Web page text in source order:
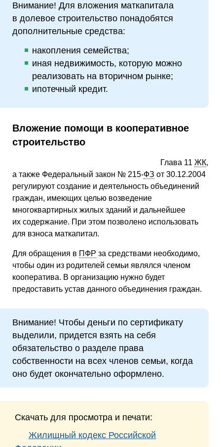
Внимание! Для вложения маткапитала
в долевое строительство понадобятся
дополнительные средства:
накопления семейства;
иная недвижимость, которую можно
реализовать на вторичном рынке;
ипотечный кредит.
Вложение помощи в кооперативное
строительство
Глава 11 ЖК,
а также Федеральный закон № 215-ФЗ от 30.12.2004
регулируют создание и деятельность объединений
граждан, имеющих целью возведение
многоквартирных жилых зданий и дальнейшее
их содержание. При этом позволено использовать
для взноса маткапитал.
Для обращения в ПФР за средствами необходимо,
чтобы один из родителей семьи являлся членом
кооператива. В организацию нужно будет
предоставить устав данного объединения граждан.
Внимание! Чтобы деньги по сертификату
выделили, придется взять на себя
обязательство о разделе права
собственности на всех членов семьи, когда
оно будет окончательно оформлено.
Скачать для просмотра и печати:
Жилищный кодекс Российской